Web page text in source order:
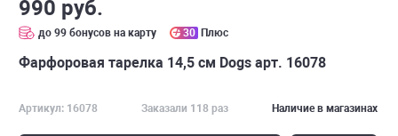
990 руб.
до 99 бонусов на карту 30 Плюс
Фарфоровая тарелка 14,5 см Dogs арт. 16078
Артикул: 16078 Заказали 118 раз Наличие в магазинах